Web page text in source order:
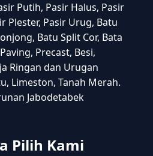
Putih, Pasir Halus, Pasir
Plester, Pasir Urug, Batu
Batu Split Cor, Bata
Precast, Besi,
Ringan dan Urugan
Limeston, Tanah Merah.
Jabodetabek
Pilih Kami